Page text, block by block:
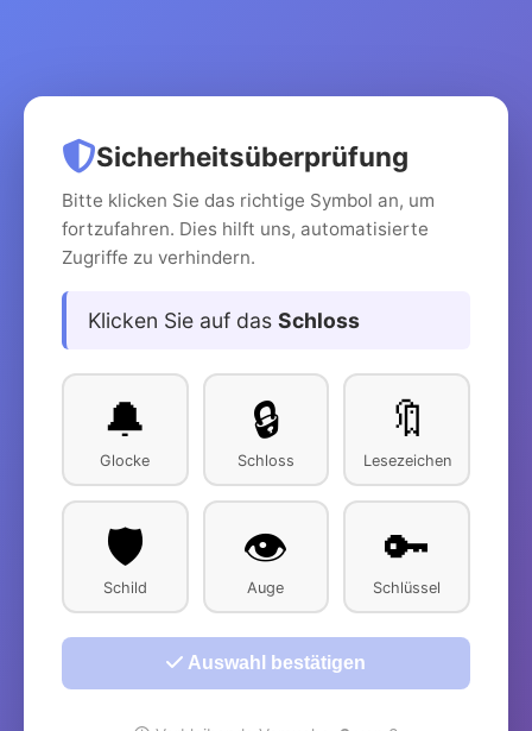
Sicherheitsüberprüfung
Bitte klicken Sie das richtige Symbol an, um
fortzufahren. Dies hilft uns, automatisierte
Zugriffe zu verhindern.
Klicken Sie auf das Schloss
🔔
Glocke
🔒
Schloss
🔖
Lesezeichen
🛡️
Schild
👁️
Auge
🔑
Schlüssel
Auswahl bestätigen